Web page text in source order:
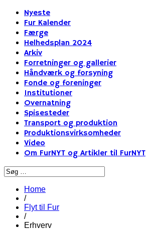
Nyeste
Fur Kalender
Færge
Helhedsplan 2024
Arkiv
Forretninger og gallerier
Håndværk og forsyning
Fonde og foreninger
Institutioner
Overnatning
Spisesteder
Transport og produktion
Produktionsvirksomheder
Video
Om FurNYT og Artikler til FurNYT
Home
/
Flyt til Fur
/
Erhverv